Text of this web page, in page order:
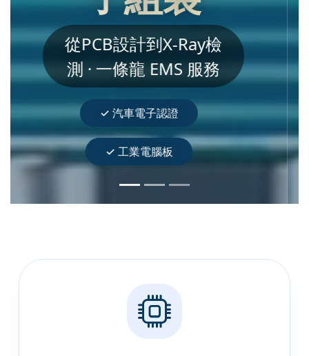
PCB 設計 ·
快速打樣
汽車電子、醫療器
材、電源板 高可靠性